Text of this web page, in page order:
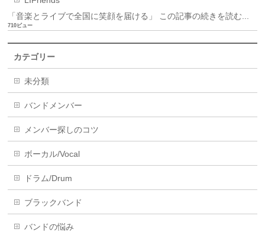
「音楽とライブで全国に笑顔を届ける」 この記事の続きを読む...
710ビュー
カテゴリー
未分類
バンドメンバー
メンバー探しのコツ
ボーカル/Vocal
ドラム/Drum
ブラックバンド
バンドの悩み